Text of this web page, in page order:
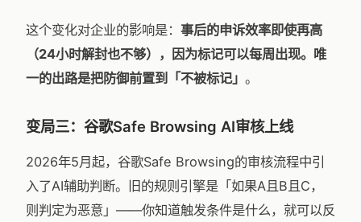
这个变化对企业的影响是： 事后的申诉效率即使再高
（24小时解封也不够），因为标记可以每周出现。唯
一的出路是把防御前置到「不被标记」 。
变局三：谷歌Safe Browsing AI审核上线
2026年5月起，谷歌Safe Browsing的审核流程中引
入了AI辅助判断。旧的规则引擎是「如果A且B且C，
则判定为恶意」——你知道触发条件是什么，就可以反